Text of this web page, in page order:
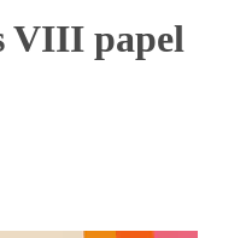
VIII papel